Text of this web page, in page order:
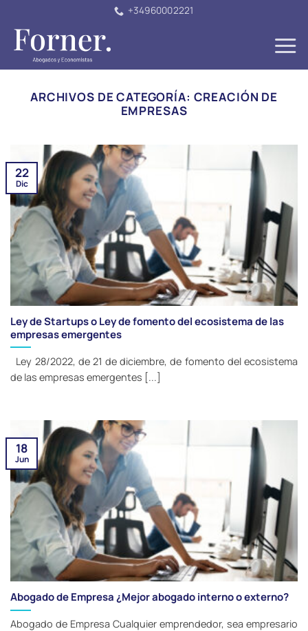
contenido
+34960002221
ARCHIVOS DE CATEGORÍA: CREACIÓN DE
EMPRESAS
Ley de Startups o Ley de fomento del ecosistema de las
empresas emergentes
Ley 28/2022, de 21 de diciembre, de fomento del ecosistema
de las empresas emergentes [...]
22
Dic
Abogado de Empresa ¿Mejor abogado interno o externo?
Abogado de Empresa Cualquier emprendedor, sea empresario
18
Jun